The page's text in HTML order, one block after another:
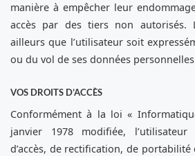
manière à empêcher leur
accès par des tiers non autorisés.
ailleurs que l’utilisateur soit
ou du vol de ses données
VOS DROITS D’ACCÈS
Conformément à la loi «
janvier 1978 modifiée,
d’accès, de rectification, de portabilité